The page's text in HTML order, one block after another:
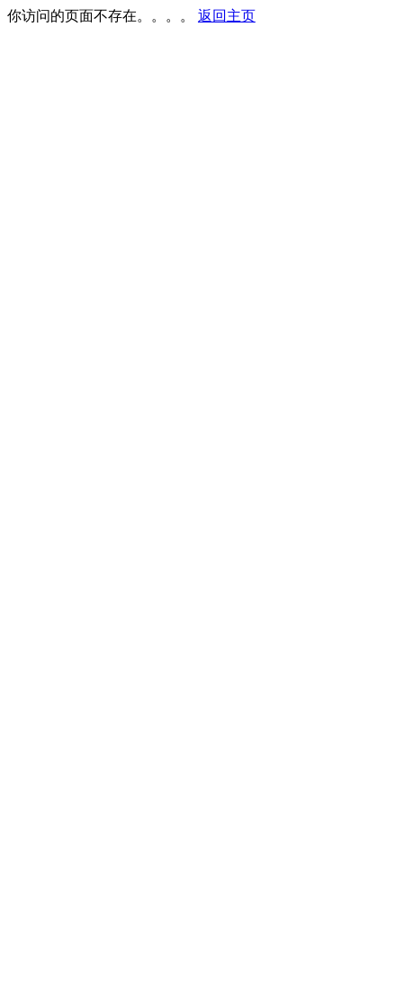
你访问的页面不存在。。。。 返回主页